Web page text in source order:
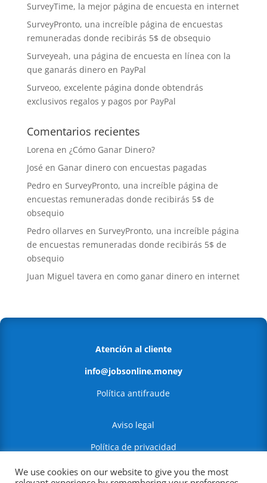
SurveyTime, la mejor página de encuesta en internet
SurveyPronto, una increíble página de encuestas
remuneradas donde recibirás 5$ de obsequio
Surveyeah, una página de encuesta en línea con la
que ganarás dinero en PayPal
Surveoo, excelente página donde obtendrás
exclusivos regalos y pagos por PayPal
Comentarios recientes
Lorena en ¿Cómo Ganar Dinero?
José en Ganar dinero con encuestas pagadas
Pedroen SurveyPronto, una increíble página de
encuestas remuneradas donde recibirás 5$ de
obsequio
Pedro ollarves en SurveyPronto, una increíble página
de encuestas remuneradas donde recibirás 5$ de
obsequio
Juan Miguel tavera en como ganar dinero en internet
Atención al cliente
info@jobsonline.money
Política antifraude
Aviso legal
Política de privacidad
Política de Cookies
We use cookies on our website to give you the most